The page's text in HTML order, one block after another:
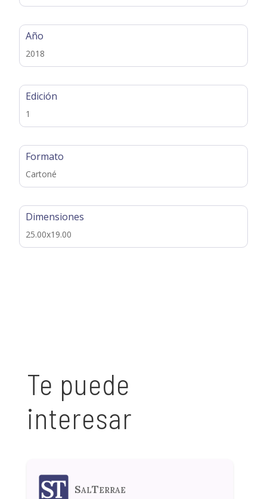
Año
2018
Edición
1
Formato
Cartoné
Dimensiones
25.00x19.00
Te puede
interesar
SalTerrae